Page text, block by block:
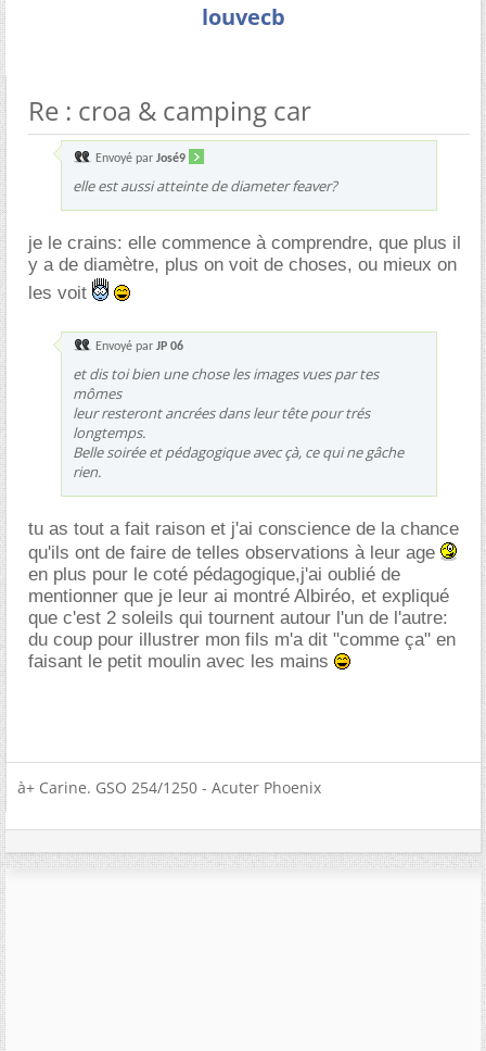
louvecb
Re : croa & camping car
Envoyé par José9
elle est aussi atteinte de diameter feaver?
je le crains: elle commence à comprendre, que plus il
y a de diamètre, plus on voit de choses, ou mieux on
les voit
Envoyé par JP 06
et dis toi bien une chose les images vues par tes
mômes
leur resteront ancrées dans leur tête pour trés
longtemps.
Belle soirée et pédagogique avec çà, ce qui ne gâche
rien.
tu as tout a fait raison et j'ai conscience de la chance
qu'ils ont de faire de telles observations à leur age
en plus pour le coté pédagogique,j'ai oublié de
mentionner que je leur ai montré Albiréo, et expliqué
que c'est 2 soleils qui tournent autour l'un de l'autre:
du coup pour illustrer mon fils m'a dit "comme ça" en
faisant le petit moulin avec les mains
à+ Carine. GSO 254/1250 - Acuter Phoenix